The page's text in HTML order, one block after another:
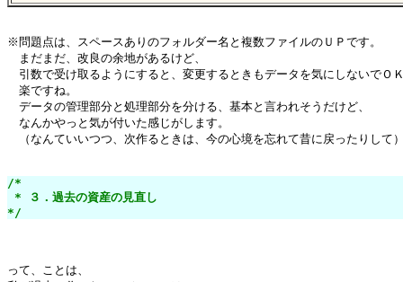
※問題点は、スペースありのフォルダー名と複数ファイルのＵＰです。
まだまだ、改良の余地があるけど、
引数で受け取るようにすると、変更するときもデータを気にしないでＯ
楽ですね。
データの管理部分と処理部分を分ける、基本と言われそうだけど、
なんかやっと気が付いた感じがします。
（なんていいつつ、次作るときは、今の心境を忘れて昔に戻ったりして
/*
* ３．過去の資産の見直し
*/
って、ことは、